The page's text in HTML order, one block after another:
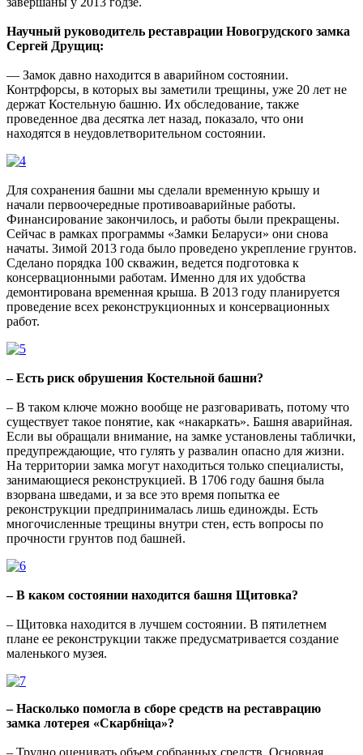
Научный руководитель реставрации Новогрудского замка
Сергей Друщиц:
— Замок давно находится в аварийном состоянии.
Контрфорсы, в которых вы заметили трещины, уже 20 лет не
держат Костельную башню. Их обследование, также
проведенное два десятка лет назад, показало, что они
находятся в неудовлетворительном состоянии.
Для сохранения башни мы сделали временную крышу и
начали первоочередные противоаварийные работы.
Финансирование закончилось, и работы были прекращены.
Сейчас в рамках программы «Замки Беларуси» они снова
начаты. Зимой 2013 года было проведено укрепление грунтов.
Сделано порядка 100 скважин, ведется подготовка к
консервационными работам. Именно для их удобства
демонтирована временная крыша. В 2013 году планируется
проведение всех реконструкционных и консервационных
работ.
– Есть риск обрушения Костельной башни?
– В таком ключе можно вообще не разговаривать, потому что
существует такое понятие, как «накаркать». Башня аварийная.
Если вы обращали внимание, на замке установлены таблички,
предупреждающие, что гулять у развалин опасно для жизни.
На территории замка могут находиться только специалисты,
занимающиеся реконструкцией. В 1706 году башня была
взорвана шведами, и за все это время попытка ее
реконструкции предпринималась лишь единожды. Есть
многочисленные трещины внутри стен, есть вопросы по
прочности грунтов под башней.
– В каком состоянии находится башня Щитовка?
– Щитовка находится в лучшем состоянии. В пятилетнем
плане ее реконструкции также предусматривается создание
маленького музея.
– Насколько помогла в сборе средств на реставрацию
замка лотерея «Скарбніца»?
– Трудно оценивать объем собранных средств. Основная